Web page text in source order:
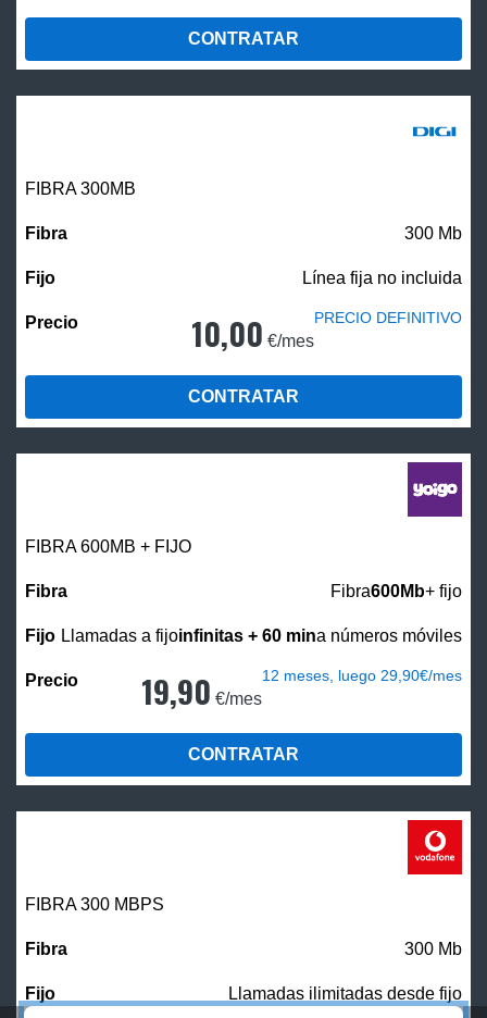
CONTRATAR
FIBRA 300MB
300 Mb
Línea fija no incluida
10,00 €/mes
PRECIO DEFINITIVO
CONTRATAR
FIBRA 600MB + FIJO
Fibra600Mb+ fijo
Llamadas a fijoinfinitas + 60 mina números móviles
19,90 €/mes
12 meses, luego 29,90€/mes
CONTRATAR
FIBRA 300 MBPS
300 Mb
Llamadas ilimitadas desde fijo